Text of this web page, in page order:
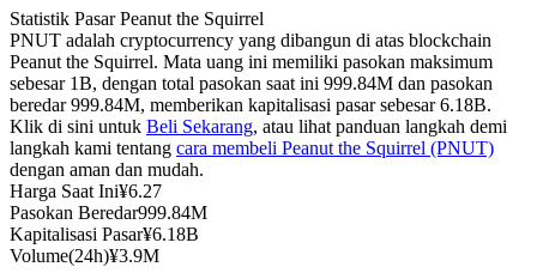
Copy Trading
Bergabunglah dengan pedagang top
Statistik Pasar Peanut the Squirrel
PNUT adalah cryptocurrency yang dibangun di atas blockchain
Peanut the Squirrel. Mata uang ini memiliki pasokan maksimum
sebesar 1B, dengan total pasokan saat ini 999.84M dan pasokan
beredar 999.84M, memberikan kapitalisasi pasar sebesar 6.18B.
Klik di sini untuk Beli Sekarang, atau lihat panduan langkah demi
langkah kami tentang cara membeli Peanut the Squirrel (PNUT)
dengan aman dan mudah.
Harga Saat Ini¥6.27
Pasokan Beredar999.84M
Kapitalisasi Pasar¥6.18B
Volume(24h)¥3.9M